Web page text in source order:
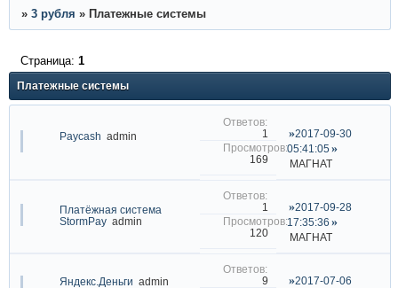
» 3 рубля » Платежные системы
Платежные системы
Страница: 1
Paycash admin 1
169
2017-09-30
05:41:05
МАГНАТ
Платёжная система
StormPay admin
1
120
2017-09-28
17:35:36
МАГНАТ
Яндекс.Деньги admin 9
2017-07-06